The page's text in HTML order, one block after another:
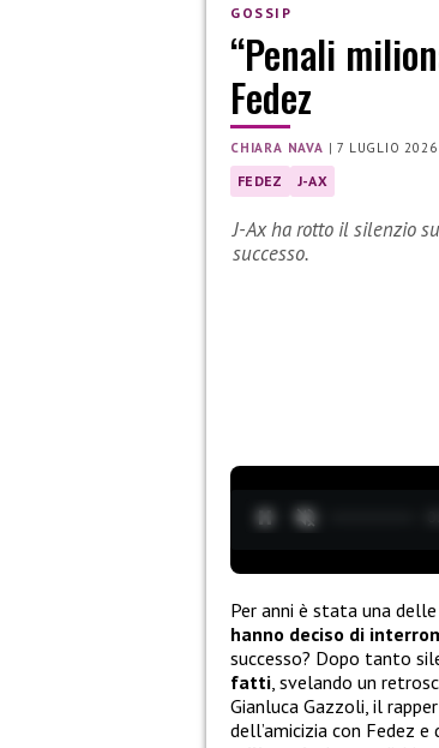
GOSSIP
“Penali
Fedez
CHIARA NAVA |7 LUGLIO 2026
FEDEZ J-AX
J-Ax ha rotto il silenzio
successo.
Per anni è stata una
hanno deciso di
successo? Dopo tanto
fatti , svelando un
Gianluca Gazzoli, il
dell’amicizia con Fedez